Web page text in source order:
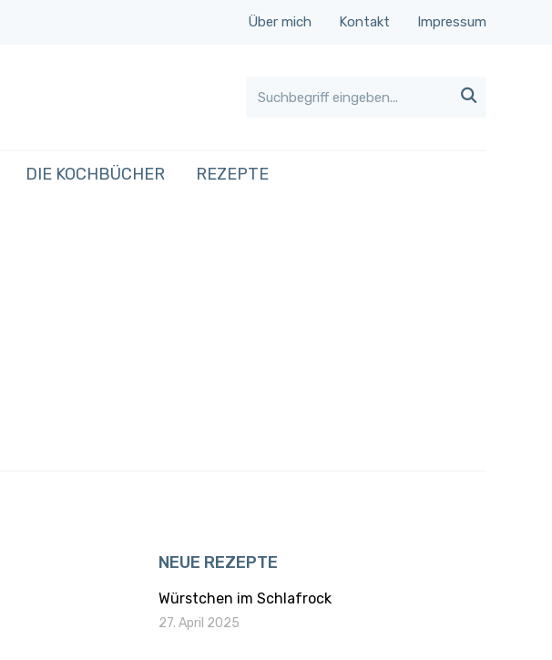
Über mich Kontakt Impressum

DIE KOCHBÜCHER REZEPTE
NEUE REZEPTE
Würstchen im Schlafrock
27. April 2025